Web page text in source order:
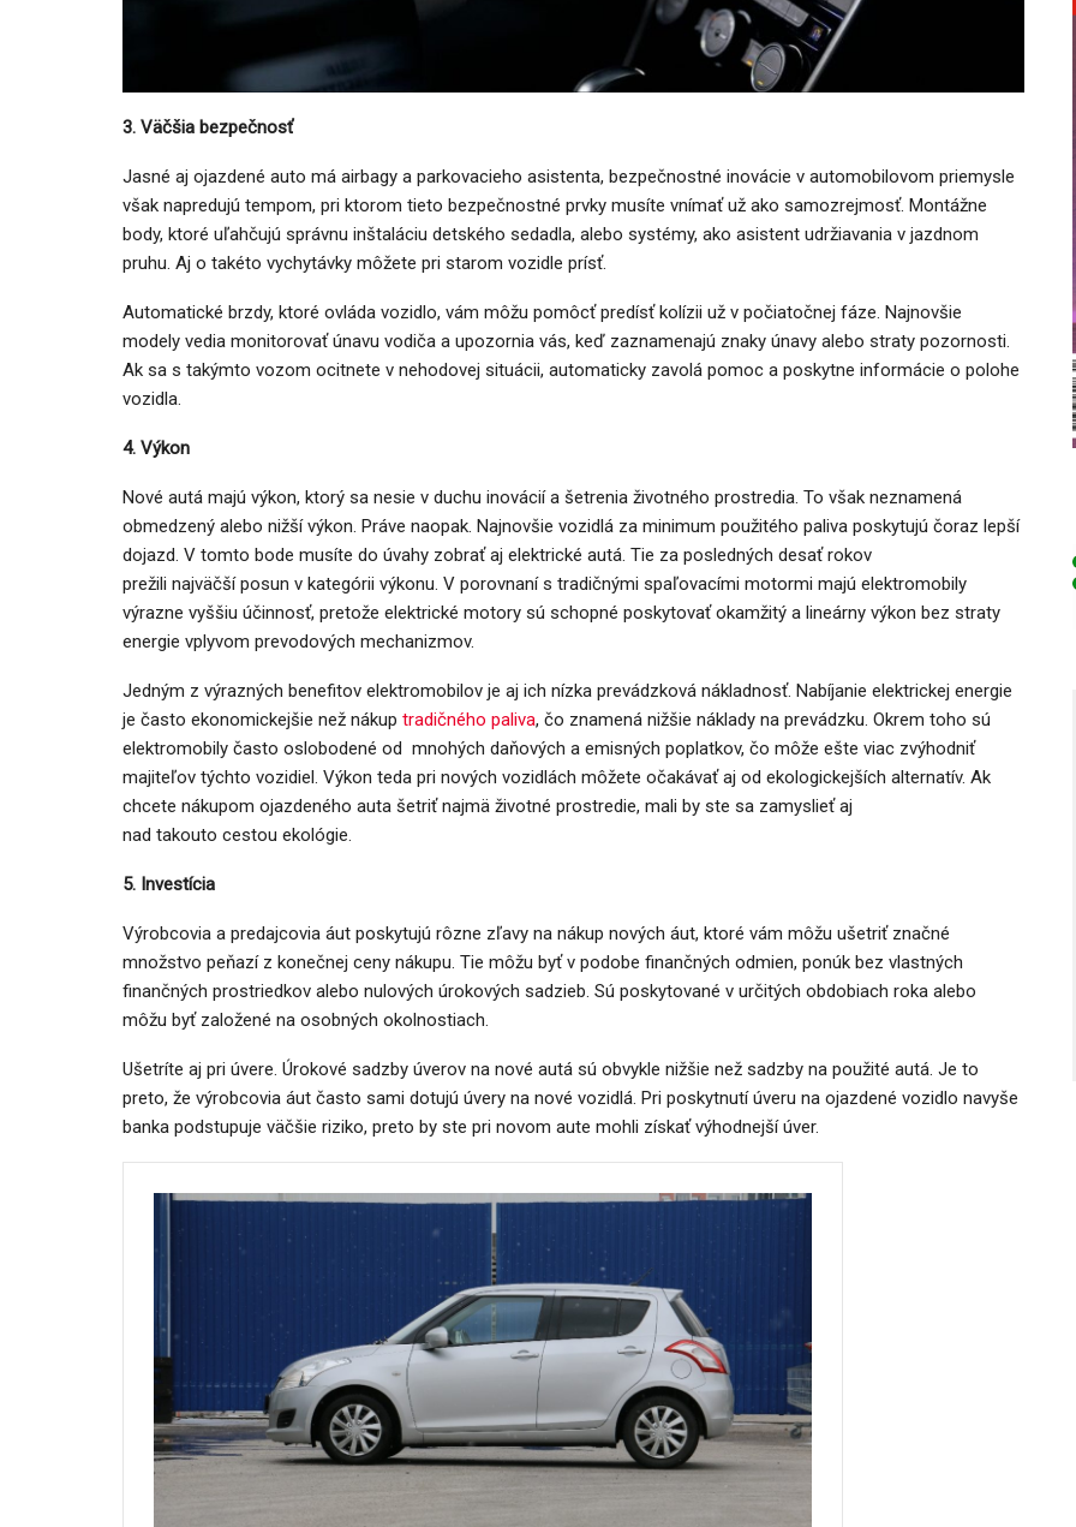
3. Väčšia bezpečnosť
Jasné aj ojazdené auto má airbagy a parkovacieho asistenta, bezpečnostné inovácie v automobilovom priemysle
však napredujú tempom, pri ktorom tieto bezpečnostné prvky musíte vnímať už ako samozrejmosť. Montážne
body, ktoré uľahčujú správnu inštaláciu detského sedadla, alebo systémy, ako asistent udržiavania v jazdnom
pruhu. Aj o takéto vychytávky môžete pri starom vozidle prísť.
Automatické brzdy, ktoré ovláda vozidlo, vám môžu pomôcť predísť kolízii už v počiatočnej fáze. Najnovšie
modely vedia monitorovať únavu vodiča a upozornia vás, keď zaznamenajú znaky únavy alebo straty pozornosti.
Ak sa s takýmto vozom ocitnete v nehodovej situácii, automaticky zavolá pomoc a poskytne informácie o polohe
vozidla.
4. Výkon
Nové autá majú výkon, ktorý sa nesie v duchu inovácií a šetrenia životného prostredia. To však neznamená
obmedzený alebo nižší výkon. Práve naopak. Najnovšie vozidlá za minimum použitého paliva poskytujú čoraz lepší
dojazd. V tomto bode musíte do úvahy zobrať aj elektrické autá. Tie za posledných desať rokov
prežili najväčší posun v kategórii výkonu. V porovnaní s tradičnými spaľovacími motormi majú elektromobily
výrazne vyššiu účinnosť, pretože elektrické motory sú schopné poskytovať okamžitý a lineárny výkon bez straty
energie vplyvom prevodových mechanizmov.
Jedným z výrazných benefitov elektromobilov je aj ich nízka prevádzková nákladnosť. Nabíjanie elektrickej energie
je často ekonomickejšie než nákup tradičného paliva, čo znamená nižšie náklady na prevádzku. Okrem toho sú
elektromobily často oslobodené od mnohých daňových a emisných poplatkov, čo môže ešte viac zvýhodniť
majiteľov týchto vozidiel. Výkon teda pri nových vozidlách môžete očakávať aj od ekologickejších alternatív. Ak
chcete nákupom ojazdeného auta šetriť najmä životné prostredie, mali by ste sa zamyslieť aj
nad takouto cestou ekológie.
5. Investícia
Výrobcovia a predajcovia áut poskytujú rôzne zľavy na nákup nových áut, ktoré vám môžu ušetriť značné
množstvo peňazí z konečnej ceny nákupu. Tie môžu byť v podobe finančných odmien, ponúk bez vlastných
finančných prostriedkov alebo nulových úrokových sadzieb. Sú poskytované v určitých obdobiach roka alebo
môžu byť založené na osobných okolnostiach.
Ušetríte aj pri úvere. Úrokové sadzby úverov na nové autá sú obvykle nižšie než sadzby na použité autá. Je to
preto, že výrobcovia áut často sami dotujú úvery na nové vozidlá. Pri poskytnutí úveru na ojazdené vozidlo navyše
banka podstupuje väčšie riziko, preto by ste pri novom aute mohli získať výhodnejší úver.